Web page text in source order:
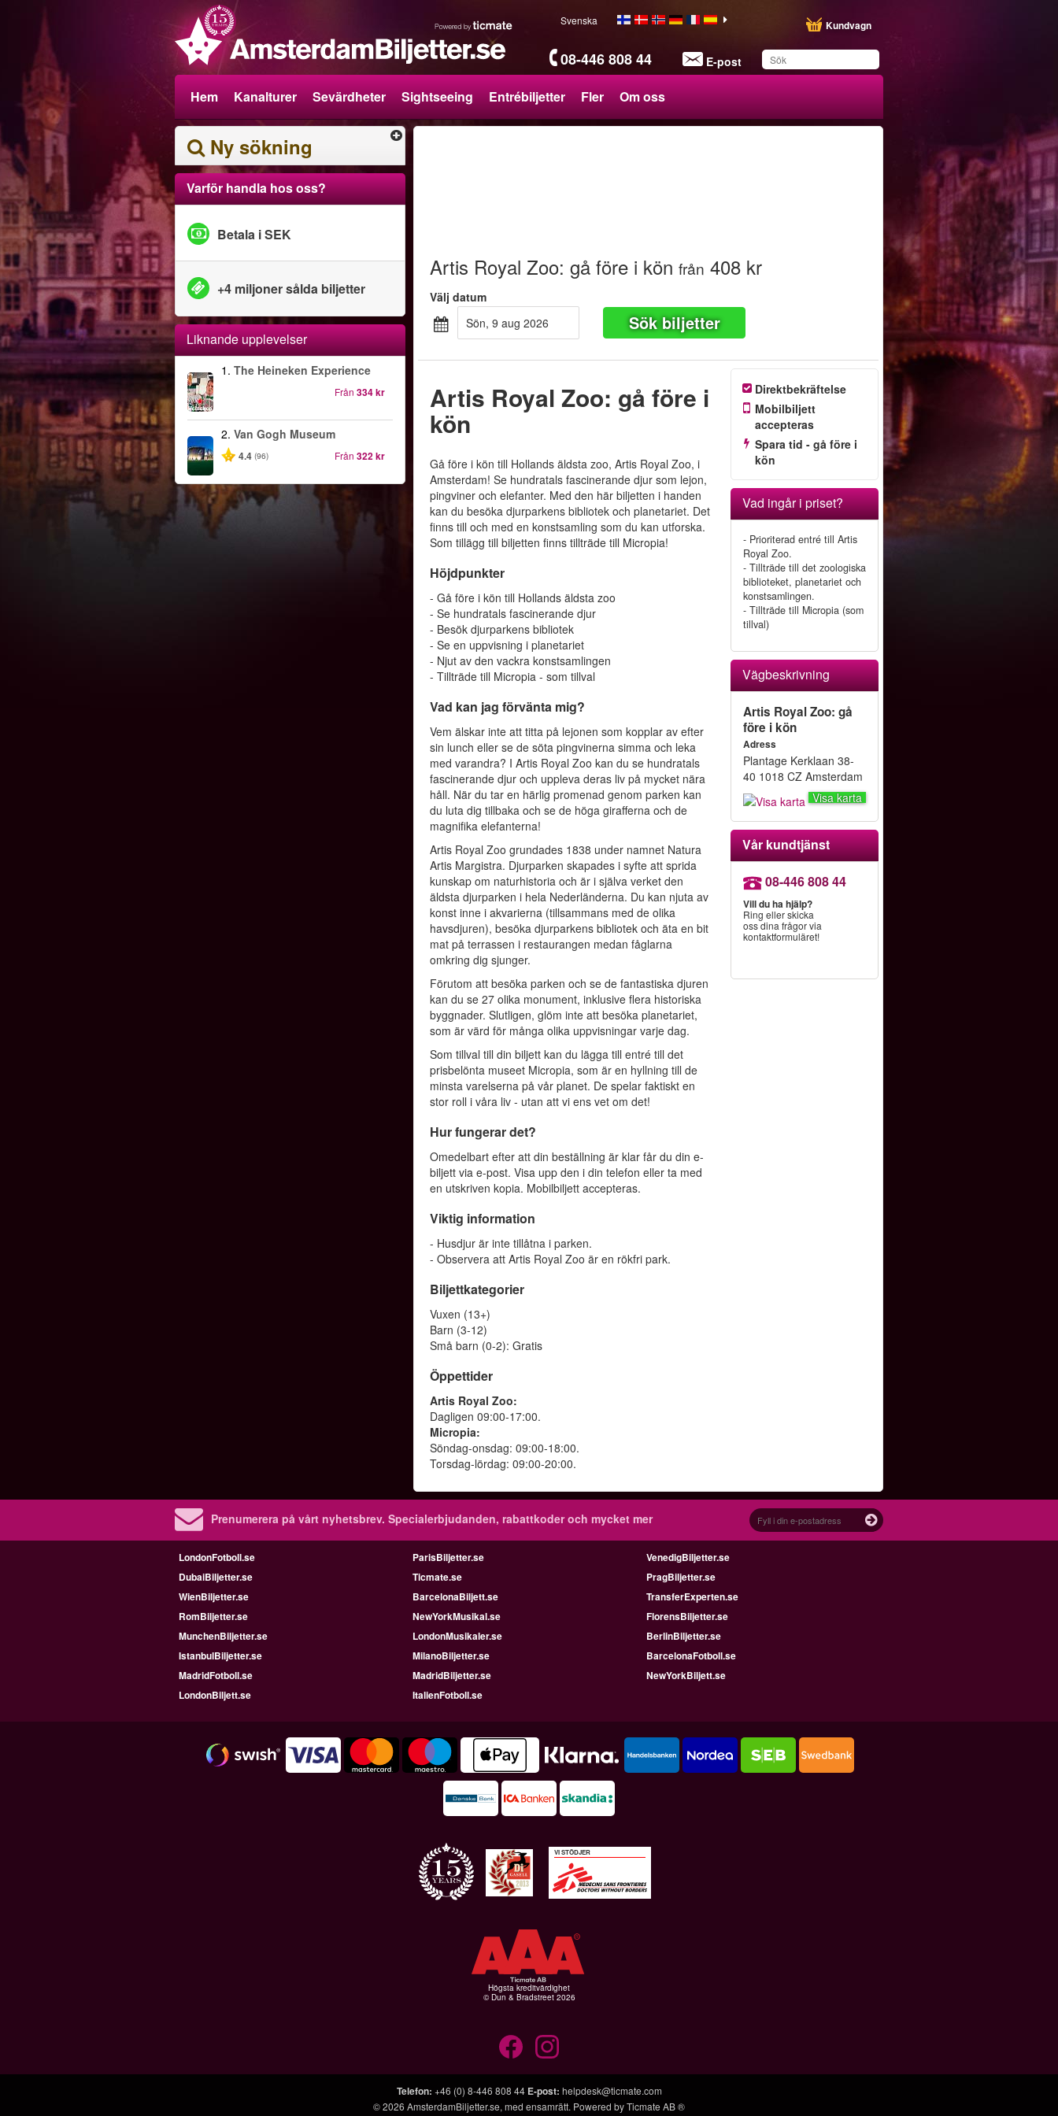
08-446 808 44 E-post
Kundvagn
Svenska
Hem Kanalturer Sevärdheter Sightseeing Entrébiljetter Fler Om oss
Ny sökning
Varför handla hos oss?
Betala i SEK
+4 miljoner sålda biljetter
Liknande upplevelser
1. The Heineken Experience
Från 334 kr
2. Van Gogh Museum
4.4 (96) Från 322 kr
Artis Royal Zoo: gå före i kön från 408 kr
Välj datum
sön, 9 aug 2026
Sök biljetter
Artis Royal Zoo: gå före i
kön
Gå före i kön till Hollands äldsta zoo, Artis Royal Zoo, i
Amsterdam! Se hundratals fascinerande djur som lejon,
pingviner och elefanter. Med den här biljetten i handen
kan du besöka djurparkens bibliotek och planetariet. Det
finns till och med en konstsamling som du kan utforska.
Som tillägg till biljetten finns tillträde till Micropia!
Höjdpunkter
- Gå före i kön till Hollands äldsta zoo
- Se hundratals fascinerande djur
- Besök djurparkens bibliotek
- Se en uppvisning i planetariet
- Njut av den vackra konstsamlingen
- Tillträde till Micropia - som tillval
Vad kan jag förvänta mig?
Vem älskar inte att titta på lejonen som kopplar av efter
sin lunch eller se de söta pingvinerna simma och leka
med varandra? I Artis Royal Zoo kan du se hundratals
fascinerande djur och uppleva deras liv på mycket nära
håll. När du tar en härlig promenad genom parken kan
du luta dig tillbaka och se de höga girafferna och de
magnifika elefanterna!
Artis Royal Zoo grundades 1838 under namnet Natura
Artis Margistra. Djurparken skapades i syfte att sprida
kunskap om naturhistoria och är i själva verket den
äldsta djurparken i hela Nederländerna. Du kan njuta av
konst inne i akvarierna (tillsammans med de olika
havsdjuren), besöka djurparkens bibliotek och äta en bit
mat på terrassen i restaurangen medan fåglarna
omkring dig sjunger.
Förutom att besöka parken och se de fantastiska djuren
kan du se 27 olika monument, inklusive flera historiska
byggnader. Slutligen, glöm inte att besöka planetariet,
som är värd för många olika uppvisningar varje dag.
Som tillval till din biljett kan du lägga till entré till det
prisbelönta museet Micropia, som är en hyllning till de
minsta varelserna på vår planet. De spelar faktiskt en
stor roll i våra liv - utan att vi ens vet om det!
Hur fungerar det?
Omedelbart efter att din beställning är klar får du din e-
biljett via e-post. Visa upp den i din telefon eller ta med
en utskriven kopia. Mobilbiljett accepteras.
Viktig information
- Husdjur är inte tillåtna i parken.
- Observera att Artis Royal Zoo är en rökfri park.
Biljettkategorier
Vuxen (13+)
Barn (3-12)
Små barn (0-2): Gratis
Öppettider
Artis Royal Zoo:
Dagligen 09:00-17:00.
Micropia:
Söndag-onsdag: 09:00-18:00.
Torsdag-lördag: 09:00-20:00.
Direktbekräftelse
Mobilbiljett
accepteras
Spara tid - gå före i
kön
Vad ingår i priset?
- Prioriterad entré till Artis
Royal Zoo.
- Tillträde till det zoologiska
biblioteket, planetariet och
konstsamlingen.
- Tillträde till Micropia (som
tillval)
Vägbeskrivning
Artis Royal Zoo: gå
före i kön
Adress
Plantage Kerklaan 38-
40 1018 CZ Amsterdam
Visa karta
Vår kundtjänst
08-446 808 44
Vill du ha hjälp?
Ring eller skicka
oss dina frågor via
kontaktformuläret!
Prenumerera på vårt nyhetsbrev. Specialerbjudanden, rabattkoder och mycket mer
LondonFotboll.se ParisBiljetter.se
VenedigBiljetter.se
DubaiBiljetter.se
Ticmate.se
PragBiljetter.se
WienBiljetter.se
BarcelonaBiljett.se
TransferExperten.se
RomBiljetter.se
NewYorkMusikal.se
FlorensBiljetter.se
MunchenBiljetter.se
LondonMusikaler.se
BerlinBiljetter.se
IstanbulBiljetter.se
MilanoBiljetter.se
BarcelonaFotboll.se
MadridFotboll.se
MadridBiljetter.se
NewYorkBiljett.se
LondonBiljett.se
ItalienFotboll.se
VI STÖDJER
Högsta kreditvärdighet
© Dun & Bradstreet 2026
Telefon: +46 (0) 8-446 808 44 E-post: helpdesk@ticmate.com
© 2026 AmsterdamBiljetter.se, med ensamrätt. Powered byTicmate AB ®